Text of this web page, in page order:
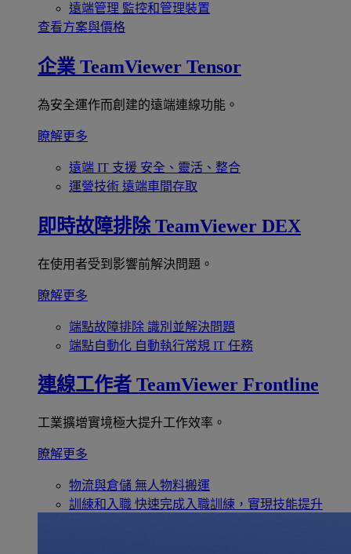
遠端管理 監控和管理裝置
查看方案與價格
企業 TeamViewer Tensor
為安全運作而創建的遠端連線功能。
瞭解更多
遠端 IT 支援 安全、靈活、整合
運營技術 遠端車間存取
即時故障排除 TeamViewer DEX
在使用者受到影響前解決問題。
瞭解更多
端點故障排除 識別並解決問題
端點自動化 自動執行常規 IT 任務
連線工作者 TeamViewer Frontline
工業擴增實境極大提升工作效率。
瞭解更多
物流與倉儲 無人物料搬運
訓練和入職 快速完成入職訓練，實現技能提升